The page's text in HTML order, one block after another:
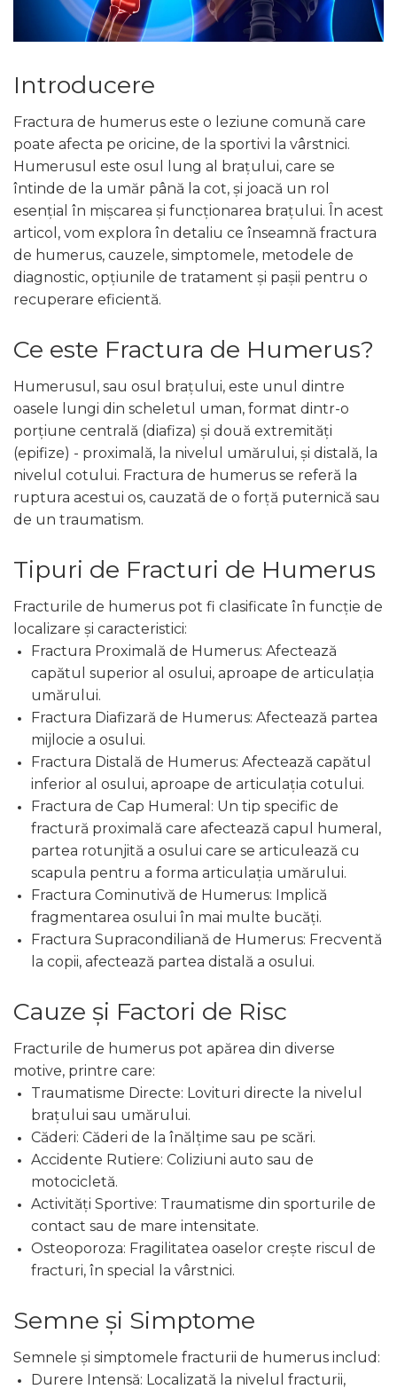
SUPERIOR
ORTEZE PENTRU MEMBRUL
ORTEZE PENTRU COLOANA
VERTEBRALA
ORTEZE FACIALE
PROTEZA EXTERNA DE SAN
SI ACCESORII
SUSTINATORI PLANTARI
PERSONALIZATI
PLASTURI
PRODUSE ABENA
SCAUNE DE DUS
SCAUNE DE TOALETA
SCUTECE
STETOSCOAPE LITTMANN
TERMOMETRE
Introducere
Fractura de humerus este o leziune comună care
poate afecta pe oricine, de la sportivi la vârstnici.
Humerusul este osul lung al brațului, care se
întinde de la umăr până la cot, și joacă un rol
esențial în mișcarea și funcționarea brațului. În acest
articol, vom explora în detaliu ce înseamnă fractura
de humerus, cauzele, simptomele, metodele de
diagnostic, opțiunile de tratament și pașii pentru o
recuperare eficientă.
Ce este Fractura de Humerus?
Humerusul, sau osul brațului, este unul dintre
oasele lungi din scheletul uman, format dintr-o
porțiune centrală (diafiza) și două extremități
(epifize) - proximală, la nivelul umărului, și distală, la
nivelul cotului. Fractura de humerus se referă la
ruptura acestui os, cauzată de o forță puternică sau
de un traumatism.
Tipuri de Fracturi de Humerus
Fracturile de humerus pot fi clasificate în funcție de
localizare și caracteristici:
Fractura Proximală de Humerus: Afectează
capătul superior al osului, aproape de articulația
umărului.
Fractura Diafizară de Humerus: Afectează partea
mijlocie a osului.
Fractura Distală de Humerus: Afectează capătul
inferior al osului, aproape de articulația cotului.
Fractura de Cap Humeral: Un tip specific de
fractură proximală care afectează capul humeral,
partea rotunjită a osului care se articulează cu
scapula pentru a forma articulația umărului.
Fractura Cominutivă de Humerus: Implică
fragmentarea osului în mai multe bucăți.
Fractura Supracondiliană de Humerus: Frecventă
la copii, afectează partea distală a osului.
Cauze și Factori de Risc
Fracturile de humerus pot apărea din diverse
motive, printre care:
Traumatisme Directe: Lovituri directe la nivelul
brațului sau umărului.
Căderi: Căderi de la înălțime sau pe scări.
Accidente Rutiere: Coliziuni auto sau de
motocicletă.
Activități Sportive: Traumatisme din sporturile de
contact sau de mare intensitate.
Osteoporoza: Fragilitatea oaselor crește riscul de
fracturi, în special la vârstnici.
Semne și Simptome
Semnele și simptomele fracturii de humerus includ:
Durere Intensă: Localizată la nivelul fracturii,